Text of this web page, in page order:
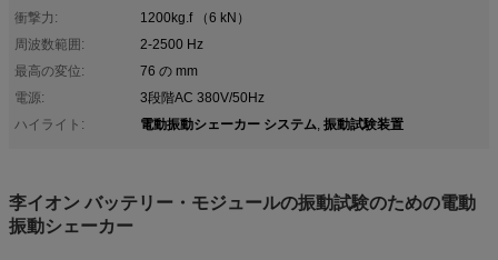
衝撃力:
1200kg.f （6 kN）
周波数範囲:
2-2500 Hz
最高の変位:
76 の mm
電源:
3段階AC 380V/50Hz
ハイライト:
電動振動シェーカー システム, 振動試験装置
李イオン バッテリー・モジュールの振動試験のための電動
振動シェーカー